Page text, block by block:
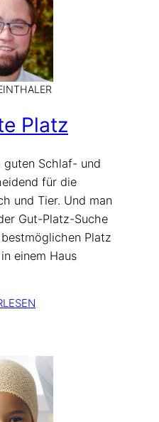
Platz
guten Schlaf- und
für die
und Tier. Und man
Gut-Platz-Suche
Platz
einem Haus